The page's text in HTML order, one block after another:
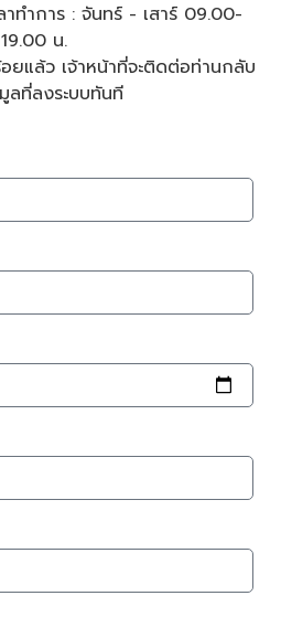
าทำการ : จันทร์ - เสาร์ 09.00-
19.00 น.
ยแล้ว เจ้าหน้าที่จะติดต่อท่านกลับ
ลที่ลงระบบทันที